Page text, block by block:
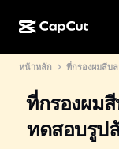
CapCut บนเดส
CapCut ออนไล
การดีไซน์ด้วย AI
สตูดิโอวิดีโอ
เครื่องมือ AI
เครื่องมือสร้าง
แม่แบบโซเชียลมี
แม่แบบเทศกาล
ชุมชน
หน้าหลัก ที่กรองผมสีบ
ที่กรองผม
ทดสอบรูป